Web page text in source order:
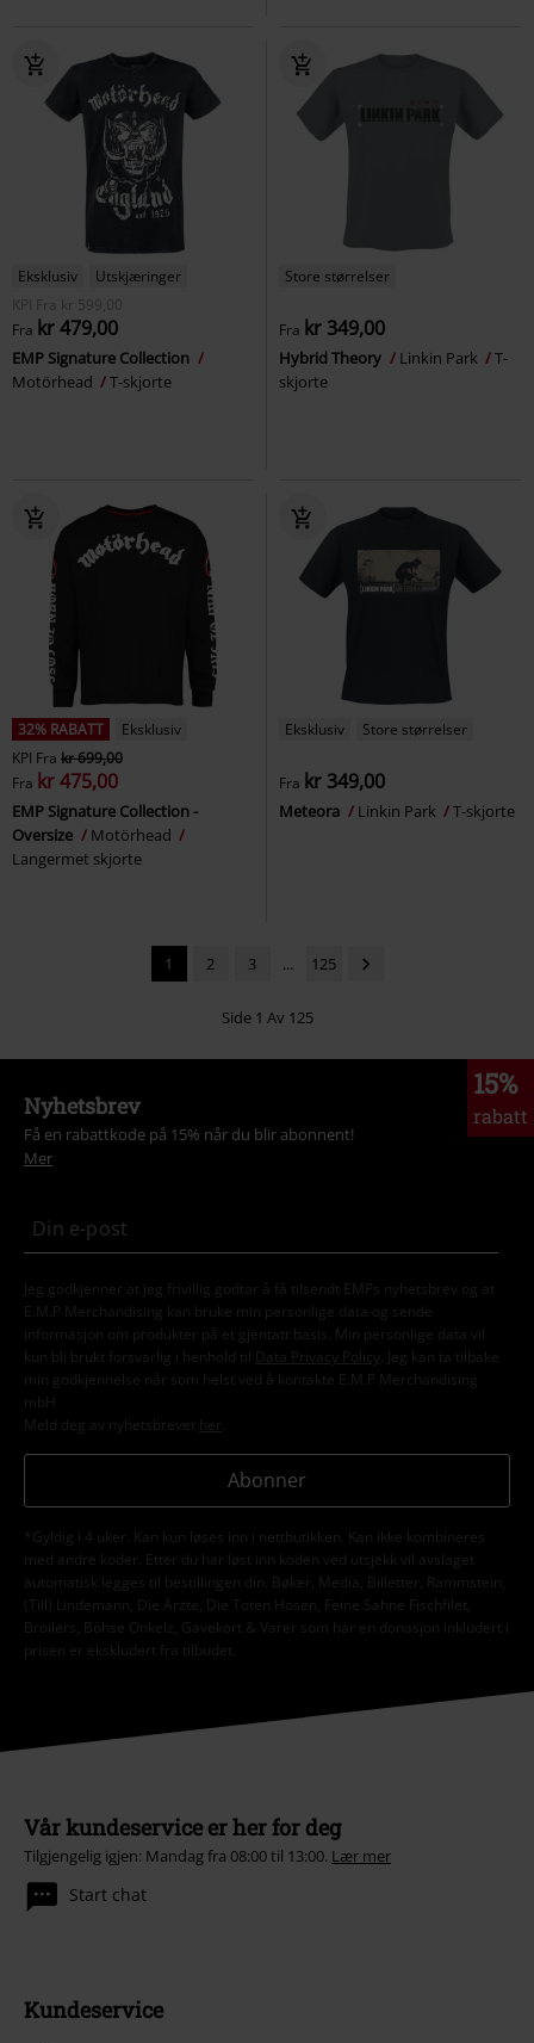
Eksklusiv
Utskjæringer
KPI
Fra kr 599,00
Fra kr 479,00
EMP Signature Collection
Motörhead
T-skjorte
Store størrelser
Fra kr 349,00
Hybrid Theory Linkin Park
T-
skjorte
32% RABATT
Eksklusiv
KPI Fra kr 699,00
Fra kr 475,00
EMP Signature Collection -
Oversize
Motörhead
Langermet skjorte
Eksklusiv Store størrelser
Fra kr 349,00
Meteora Linkin Park T-skjorte
1 2 3 ... 125
Side 1 Av 125
15%
rabatt
Nyhetsbrev
Få en rabattkode på 15% når du blir abonnent!
Mer
Jeg godkjenner at jeg frivillig godtar å få tilsendt EMPs nyhetsbrev og at
E.M.P Merchandising kan bruke min personlige data og sende
informasjon om produkter på et gjentatt basis. Min personlige data vil
kun bli brukt forsvarlig i henhold til
Data Privacy Policy
. Jeg kan ta tilbake
min godkjennelse når som helst ved å kontakte E.M.P Merchandising
mbH
Meld deg av nyhetsbrevet her
Abonner
*Gyldig i 4 uker. Kan kun løses inn i nettbutikken. Kan ikke kombineres
med andre koder. Etter du har løst inn koden ved utsjekk vil avslaget
automatisk legges til bestillingen din. Bøker, Media, Billetter, Rammstein,
(Till) Lindemann, Die Ärzte, Die Toten Hosen, Feine Sahne Fischfilet,
Broilers, Böhse Onkelz, Gavekort & Varer som har en donasjon inkludert i
prisen er ekskludert fra tilbudet.
Vår kundeservice er her for deg
Tilgjengelig igjen: Mandag fra 08:00 til 13:00. Lær mer
Start chat
Kundeservice